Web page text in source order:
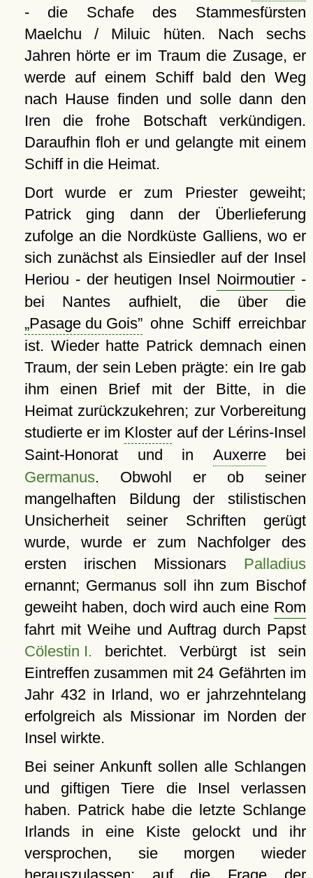
- die Schafe des Stammesfürsten
Maelchu / Miluic hüten. Nach sechs
Jahren hörte er im Traum die Zusage, er
werde auf einem Schiff bald den Weg
nach Hause finden und solle dann den
Iren die frohe Botschaft verkündigen.
Daraufhin floh er und gelangte mit einem
Schiff in die Heimat.
Dort wurde er zum Priester geweiht;
Patrick ging dann der Überlieferung
zufolge an die Nordküste Galliens, wo er
sich zunächst als Einsiedler auf der Insel
Heriou - der heutigen Insel Noirmoutier -
bei Nantes aufhielt, die über die
Pasage du Gois ohne Schiff erreichbar
ist. Wieder hatte Patrick demnach einen
Traum, der sein Leben prägte: ein Ire gab
ihm einen Brief mit der Bitte, in die
Heimat zurückzukehren; zur Vorbereitung
studierte er im Kloster auf der Lérins-Insel
Saint-Honorat und inAuxerre bei
Germanus. Obwohl er ob seiner
mangelhaften Bildung der stilistischen
Unsicherheit seiner Schriften gerügt
wurde, wurde er zum Nachfolger des
ersten irischen Missionars Palladius
ernannt; Germanus soll ihn zum Bischof
geweiht haben, doch wird auch eine Rom
fahrt mit Weihe und Auftrag durch Papst
Cölestin I. berichtet. Verbürgt ist sein
Eintreffen zusammen mit 24 Gefährten im
Jahr 432 in Irland, wo er jahrzehntelang
erfolgreich als Missionar im Norden der
Insel wirkte.
Bei seiner Ankunft sollen alle Schlangen
und giftigen Tiere die Insel verlassen
haben. Patrick habe die letzte Schlange
Irlands in eine Kiste gelockt und ihr
versprochen, sie morgen wieder